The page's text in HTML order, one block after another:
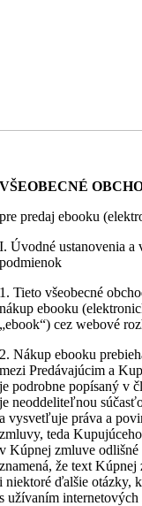
VŠEOBECNÉ
pre predaj ebooku
I. Úvodné ustanovenia a
podmienok
1. Tieto všeobecné
nákup ebooku
„ebook“) cez webové
2. Nákup ebooku
mezi Predávajúcim a
je podrobne popísaný v
je neoddeliteľnou
a vysvetľuje práva a
zmluvy, teda
v Kúpnej zmluve
znamená, že text
i niektoré ďalšie otázky,
s užívaním